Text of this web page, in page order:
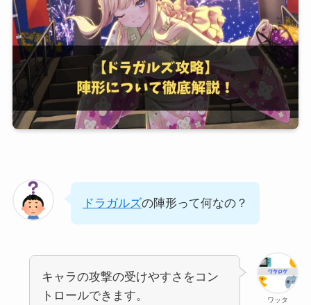
ドラガルズの陣形って何なの？
ワッタ
キャラの攻撃の受けやすさをコン
トロールできます。